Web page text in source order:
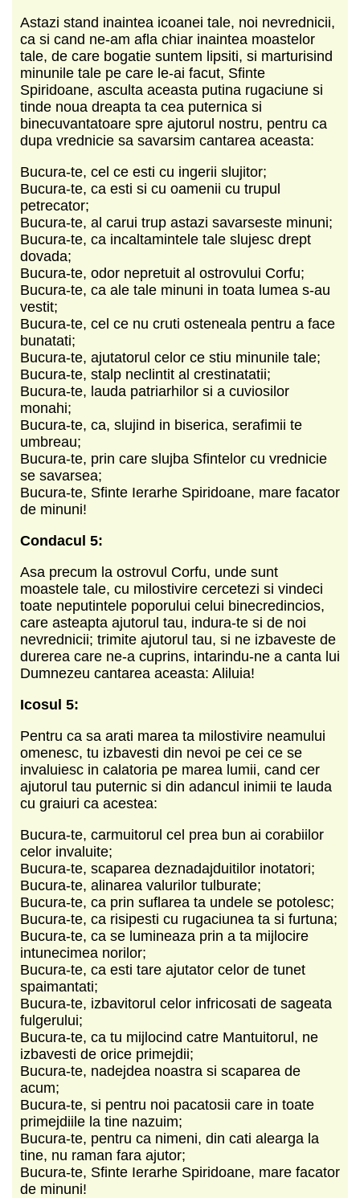
Astazi stand inaintea icoanei tale, noi nevrednicii,
ca si cand ne-am afla chiar inaintea moastelor
tale, de care bogatie suntem lipsiti, si marturisind
minunile tale pe care le-ai facut, Sfinte
Spiridoane, asculta aceasta putina rugaciune si
tinde noua dreapta ta cea puternica si
binecuvantatoare spre ajutorul nostru, pentru ca
dupa vrednicie sa savarsim cantarea aceasta:
Bucura-te, cel ce esti cu ingerii slujitor;
Bucura-te, ca esti si cu oamenii cu trupul
petrecator;
Bucura-te, al carui trup astazi savarseste minuni;
Bucura-te, ca incaltamintele tale slujesc drept
dovada;
Bucura-te, odor nepretuit al ostrovului Corfu;
Bucura-te, ca ale tale minuni in toata lumea s-au
vestit;
Bucura-te, cel ce nu cruti osteneala pentru a face
bunatati;
Bucura-te, ajutatorul celor ce stiu minunile tale;
Bucura-te, stalp neclintit al crestinatatii;
Bucura-te, lauda patriarhilor si a cuviosilor
monahi;
Bucura-te, ca, slujind in biserica, serafimii te
umbreau;
Bucura-te, prin care slujba Sfintelor cu vrednicie
se savarsea;
Bucura-te, Sfinte Ierarhe Spiridoane, mare facator
de minuni!
Condacul 5:
Asa precum la ostrovul Corfu, unde sunt
moastele tale, cu milostivire cercetezi si vindeci
toate neputintele poporului celui binecredincios,
care asteapta ajutorul tau, indura-te si de noi
nevrednicii; trimite ajutorul tau, si ne izbaveste de
durerea care ne-a cuprins, intarindu-ne a canta lui
Dumnezeu cantarea aceasta: Aliluia!
Icosul 5:
Pentru ca sa arati marea ta milostivire neamului
omenesc, tu izbavesti din nevoi pe cei ce se
invaluiesc in calatoria pe marea lumii, cand cer
ajutorul tau puternic si din adancul inimii te lauda
cu graiuri ca acestea:
Bucura-te, carmuitorul cel prea bun ai corabiilor
celor invaluite;
Bucura-te, scaparea deznadajduitilor inotatori;
Bucura-te, alinarea valurilor tulburate;
Bucura-te, ca prin suflarea ta undele se potolesc;
Bucura-te, ca risipesti cu rugaciunea ta si furtuna;
Bucura-te, ca se lumineaza prin a ta mijlocire
intunecimea norilor;
Bucura-te, ca esti tare ajutator celor de tunet
spaimantati;
Bucura-te, izbavitorul celor infricosati de sageata
fulgerului;
Bucura-te, ca tu mijlocind catre Mantuitorul, ne
izbavesti de orice primejdii;
Bucura-te, nadejdea noastra si scaparea de
acum;
Bucura-te, si pentru noi pacatosii care in toate
primejdiile la tine nazuim;
Bucura-te, pentru ca nimeni, din cati alearga la
tine, nu raman fara ajutor;
Bucura-te, Sfinte Ierarhe Spiridoane, mare facator
de minuni!